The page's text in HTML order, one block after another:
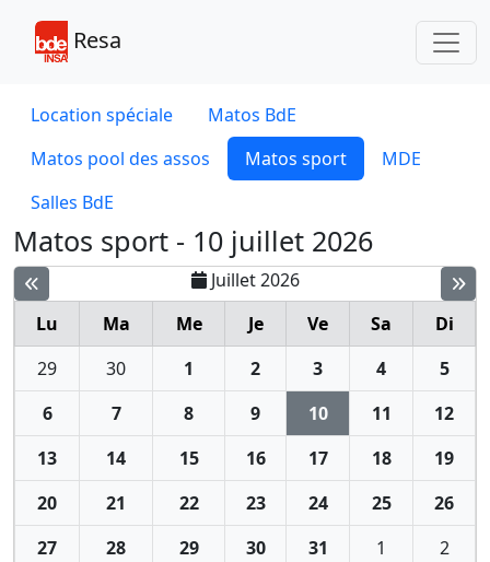
Resa
Location spéciale
Matos BdE
Matos pool des assos
Matos sport
MDE
Salles BdE
Matos sport - 10 juillet 2026
Juillet 2026
Lu
Ma Me Je Ve Sa
Di
29
30 1 2 3 4
5
6
7 8 9 10 11
12
13
14 15 16 17 18
19
20
21 22 23 24 25
26
27
28 29 30 31 1 2